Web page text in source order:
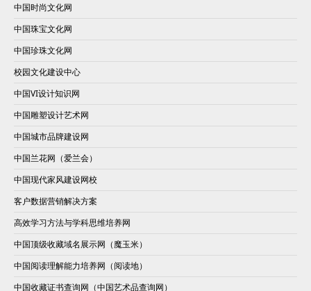
中国时尚文化网
中国珠宝文化网
中国珍珠文化网
校园文化建设中心
中国VI设计知识网
中国雕塑设计艺术网
中国城市品牌建设网
中国兰花网（爱兰会）
中国现代家风建设网校
客户数据营销解决方案
高效学习方法与学科思维培养网
中国顶级收藏域名展示网（魔玉米）
中国阅读理解能力培养网（阅读地）
中国收藏证书查询网（中国艺术品查询网）